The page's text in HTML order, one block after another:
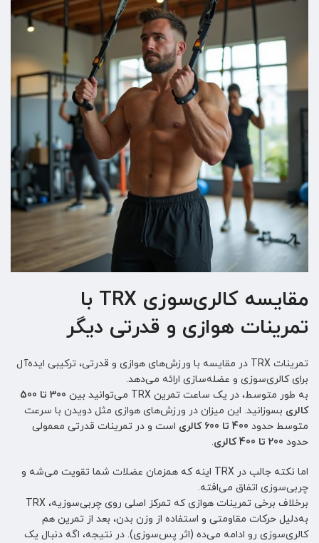
مقایسه کالری‌سوزی TRX با
تمرینات هوازی و قدرتی دیگر
تمرینات TRX در مقایسه با ورزش‌های هوازی و قدرتی، ترکیبی ایده‌آل
برای کالری‌سوزی و عضله‌سازی ارائه می‌دهد.
به طور متوسط، در یک ساعت تمرین TRX می‌توانید بین
300 تا 500
کالری بسوزانید. این میزان در ورزش‌های هوازی مثل دویدن با سرعت
متوسط حدود 400 تا 600 کالری
است و در تمرینات قدرتی معمولی
حدود 200 تا 400 کالری .
اما نکته جالب در TRX اینه که همزمان عضلات شما تقویت می‌شه و
چربی‌سوزی اتفاق می‌افته.
برخلاف برخی تمرینات هوازی که تمرکز اصلی روی چربی‌سوزیه، TRX
به‌دلیل حرکات مقاومتی و استفاده از وزن بدن، بعد از تمرین هم
کالری‌سوزی رو ادامه می‌ده (اثر پس‌سوزی). در نتیجه، اگه دنبال یک